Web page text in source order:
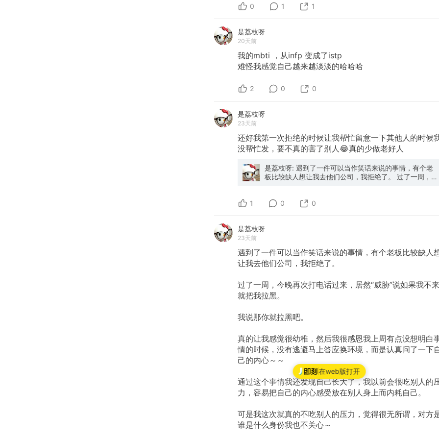
在web版打开
0 1 1
是荔枝呀
20天前
我的mbti ，从infp 变成了istp
难怪我感觉自己越来越淡淡的哈哈哈
2 0 0
是荔枝呀
23天前
还好我第一次拒绝的时候让我帮忙留意一下其他人的时候
没帮忙发，要不真的害了别人😂真的少做老好人
是荔枝呀: 遇到了一件可以当作笑话来说的事情，有个老
板比较缺人想让我去他们公司，我拒绝了。 过了一周，今
很感恩我上周有点没想明白事情的时候，没有逃避马上答
把自己的内心感受放在别人身上而内耗自己。 可是我这次
身份我也不关心～ 如果真的认可一个人，是会等待缘分
的，要么给钱，要么给资源，而不是“威胁”的行为。
1 0 0
是荔枝呀
23天前
遇到了一件可以当作笑话来说的事情，有个老板比较缺人
让我去他们公司，我拒绝了。
过了一周，今晚再次打电话过来，居然“威胁”说如果我不来
就把我拉黑。
我说那你就拉黑吧。
真的让我感觉很幼稚，然后我很感恩我上周有点没想明白
情的时候，没有逃避马上答应换环境，而是认真问了一下
己的内心～～
通过这个事情我还发现自己长大了，我以前会很吃别人的
力，容易把自己的内心感受放在别人身上而内耗自己。
可是我这次就真的不吃别人的压力，觉得很无所谓，对方
谁是什么身份我也不关心～